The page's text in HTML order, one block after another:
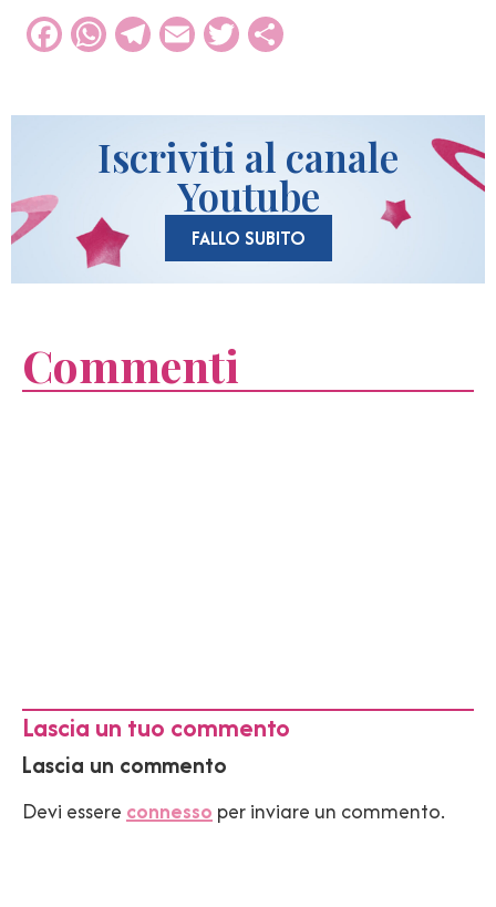
Facebook
WhatsApp
Telegram
EmailTwitter
Iscriviti al canale
Youtube
FALLO SUBITO
Commenti
Lascia un tuo commento
Lascia un commento
Devi essereconnessoper inviare un commento.